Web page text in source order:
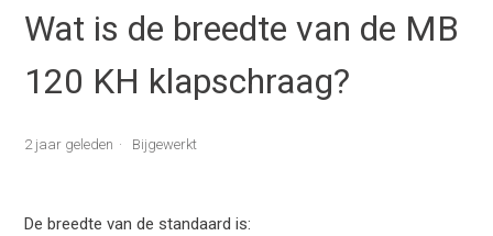
Wat is de breedte van de MB
120 KH klapschraag?
2 jaar geleden Bijgewerkt
De breedte van de standaard is: